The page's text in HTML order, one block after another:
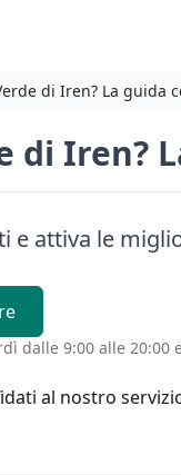
di Iren? La guida
di Iren?
e attiva le
dalle 9:00 alle 20:00
al nostro